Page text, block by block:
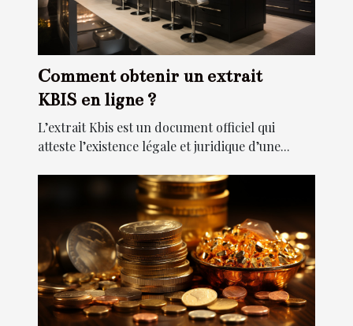
Comment obtenir un extrait
KBIS en ligne ?
L’extrait Kbis est un document officiel qui
atteste l’existence légale et juridique d’une...